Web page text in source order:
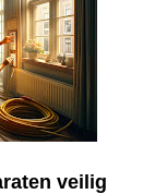
veilig